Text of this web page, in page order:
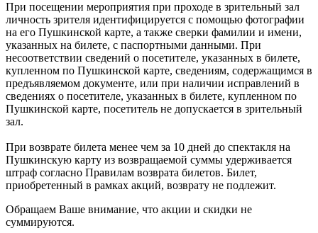
При посещении мероприятия при проходе в зрительный зал
личность зрителя идентифицируется с помощью фотографии
на его Пушкинской карте, а также сверки фамилии и имени,
указанных на билете, с паспортными данными. При
несоответствии сведений о посетителе, указанных в билете,
купленном по Пушкинской карте, сведениям, содержащимся в
предъявляемом документе, или при наличии исправлений в
сведениях о посетителе, указанных в билете, купленном по
Пушкинской карте, посетитель не допускается в зрительный
зал.
При возврате билета менее чем за 10 дней до спектакля на
Пушкинскую карту из возвращаемой суммы удерживается
штраф согласно Правилам возврата билетов. Билет,
приобретенный в рамках акций, возврату не подлежит.
Обращаем Ваше внимание, что акции и скидки не
суммируются.